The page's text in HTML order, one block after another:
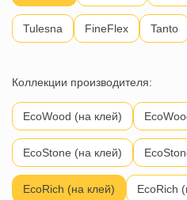
Tulesna FineFlex Tanto
Коллекции производителя:
EcoWood (на клей)
EcoStone (на клей)
EcoRich (на клей) EcoRich